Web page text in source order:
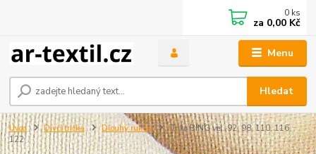
Menu
Hledat
0 ks
za 0,00 Kč
Úvod Dívčí trička Dlouhý rukáv
Triko BING vel. 92, 98, 110, 116,
122